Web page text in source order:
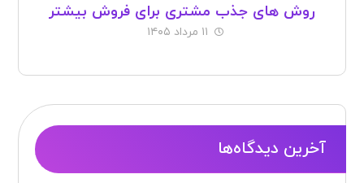
روش های جذب مشتری برای فروش بیشتر
۱۱ مرداد ۱۴۰۵
آخرین دیدگاه‌ها